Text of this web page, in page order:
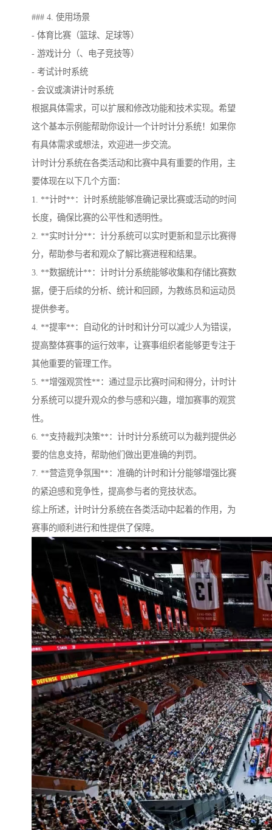
### 4. 使用场景
- 体育比赛（篮球、足球等）
- 游戏计分（、电子竞技等）
- 考试计时系统
- 会议或演讲计时系统
根据具体需求，可以扩展和修改功能和技术实现。希望
这个基本示例能帮助你设计一个计时计分系统！如果你
有具体需求或想法，欢迎进一步交流。
计时计分系统在各类活动和比赛中具有重要的作用，主
要体现在以下几个方面：
1. **计时**：计时系统能够准确记录比赛或活动的时间
长度，确保比赛的公平性和透明性。
2. **实时计分**：计分系统可以实时更新和显示比赛得
分，帮助参与者和观众了解比赛进程和结果。
3. **数据统计**：计时计分系统能够收集和存储比赛数
据，便于后续的分析、统计和回顾，为教练员和运动员
提供参考。
4. **提率**：自动化的计时和计分可以减少人为错误，
提高整体赛事的运行效率，让赛事组织者能够更专注于
其他重要的管理工作。
5. **增强观赏性**：通过显示比赛时间和得分，计时计
分系统可以提升观众的参与感和兴趣，增加赛事的观赏
性。
6. **支持裁判决策**：计时计分系统可以为裁判提供必
要的信息支持，帮助他们做出更准确的判罚。
7. **营造竞争氛围**：准确的计时和计分能够增强比赛
的紧迫感和竞争性，提高参与者的竞技状态。
综上所述，计时计分系统在各类活动中起着的作用，为
赛事的顺利进行和性提供了保障。